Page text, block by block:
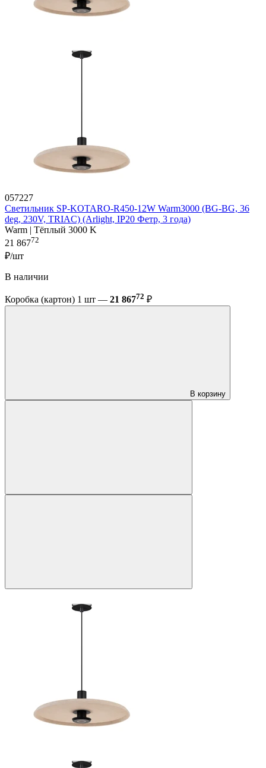
057227
Светильник SP-KOTARO-R450-12W Warm3000 (BG-BG, 36
deg, 230V, TRIAC) (Arlight, IP20 Фетр, 3 года)
Warm | Тёплый 3000 K
21 86772
₽/шт
В наличии
Коробка (картон) 1 шт — 21 86772 ₽
В корзину